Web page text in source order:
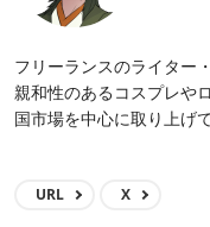
フリーランスのライター
親和性のあるコスプレや
国市場を中心に取り上げ
URL X